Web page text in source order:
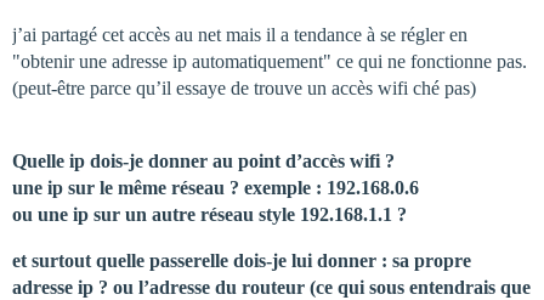
j’ai partagé cet accès au net mais il a tendance à se régler en
"obtenir une adresse ip automatiquement" ce qui ne fonctionne pas.
(peut-être parce qu’il essaye de trouve un accès wifi ché pas)
Quelle ip dois-je donner au point d’accès wifi ?
une ip sur le même réseau ? exemple : 192.168.0.6
ou une ip sur un autre réseau style 192.168.1.1 ?
et surtout quelle passerelle dois-je lui donner : sa propre
adresse ip ? ou l’adresse du routeur (ce qui sous entendrais que